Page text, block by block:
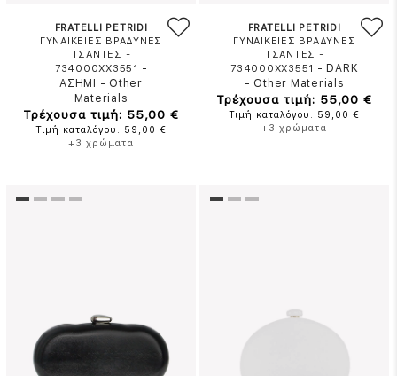
FRATELLI PETRIDI
ΓΥΝΑΙΚΕΙΕΣ ΒΡΑΔΥΝΕΣ
ΤΣΑΝΤΕΣ -
734000XX3551 -
ΑΣΗΜΙ
- Other
Materials
Τρέχουσα τιμή: 55,00 €
Τιμή καταλόγου: 59,00 €
+3 χρώματα
FRATELLI PETRIDI
ΓΥΝΑΙΚΕΙΕΣ ΒΡΑΔΥΝΕΣ
ΤΣΑΝΤΕΣ -
734000XX3551 - DARK
- Other Materials
Τρέχουσα τιμή: 55,00 €
Τιμή καταλόγου: 59,00 €
+3 χρώματα